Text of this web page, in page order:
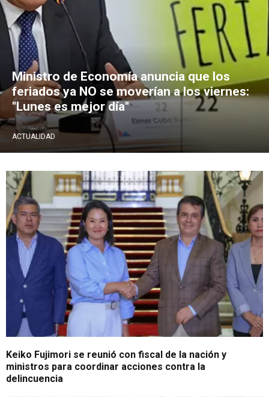
Ministro de Economía anuncia que los
feriados ya NO se moverían a los viernes:
"Lunes es mejor día"
ACTUALIDAD
Keiko Fujimori se reunió con fiscal de la nación y
ministros para coordinar acciones contra la
delincuencia